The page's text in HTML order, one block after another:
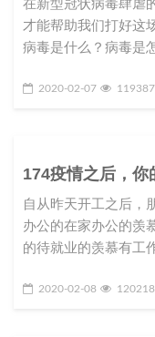
在新型冠状病毒肆虐
才能帮助我们打好这
病毒是什么？病毒是
2020-02-07 119387
174疫情之后，你
自从昨天开工之后，
办公的在家办公的羡
的待就业的羡慕有工
2020-02-08 120218